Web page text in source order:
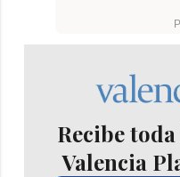
Recibe
Valencia